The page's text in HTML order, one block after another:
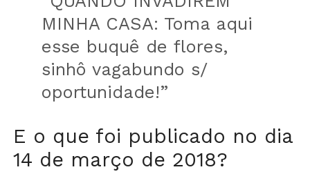
MINHA CASA: Toma aqui
esse buquê de flores,
sinhô vagabundo s/
oportunidade!”
E o que foi publicado no dia
14 de março de 2018?